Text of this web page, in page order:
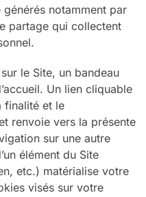
notamment par
partage qui collectent
le Site, un bandeau
Un lien cliquable
finalité et le
renvoie vers la présente
sur une autre
élément du Site
etc.) matérialise votre
visés sur votre